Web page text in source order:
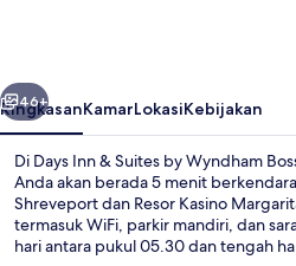
Wyndham
Bossier
City
LA
Berikutnya
46+
RingkasanKamarLokasiKebijakan
Di Days Inn & Suites by Wyndham
Anda akan berada 5 menit
Shreveport dan Resor Kasino
termasuk WiFi, parkir mandiri, dan
hari antara pukul 05.30 dan tengah